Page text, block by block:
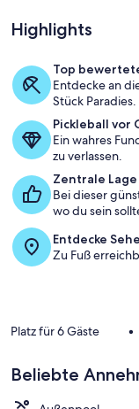
Highlights
Top
Entdecke an
Stück Paradies.
Pickleball vor
Ein wahres
zu verlassen.
Zentrale Lage
Bei dieser
wo du sein
Entdecke
Zu Fuß
Platz für 6 Gäste •
Beliebte